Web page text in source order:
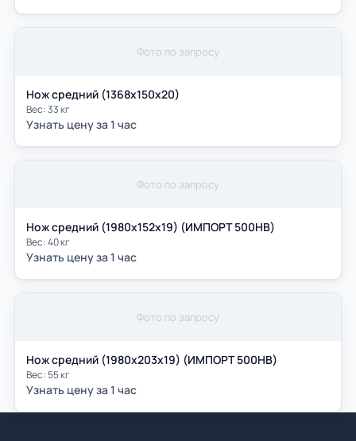
Фото по запросу
Нож средний (1368х150х20)
Вес: 33 кг
Узнать цену за 1 час
Фото по запросу
Нож средний (1980х152х19) (ИМПОРТ 500НВ)
Вес: 40 кг
Узнать цену за 1 час
Фото по запросу
Нож средний (1980х203х19) (ИМПОРТ 500НВ)
Вес: 55 кг
Узнать цену за 1 час